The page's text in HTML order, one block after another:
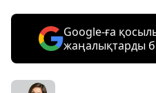
Google-ға
жаңалықтарды